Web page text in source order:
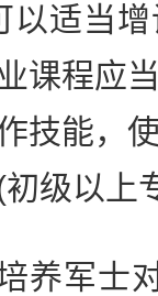
以适当
课程应
技能，
级以上
军士对